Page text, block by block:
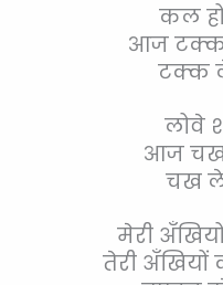
कल
आज
टक्क
लोवे
आज
चख ले
मेरी
तेरी